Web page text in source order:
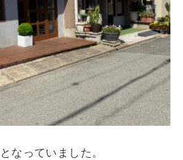
なっていました。